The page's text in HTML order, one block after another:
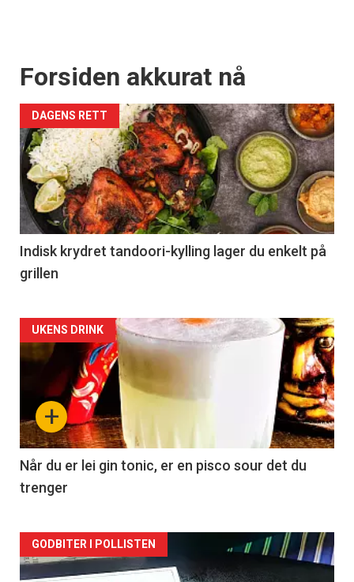
Forsiden akkurat nå
DAGENS RETT
Indisk krydret tandoori-kylling lager du enkelt på
grillen
Forsiden
akkurat
nå
-
2
+
UKENS DRINK
Når du er lei gin tonic, er en pisco sour det du
trenger
Forsiden
GODBITER I POLLISTEN